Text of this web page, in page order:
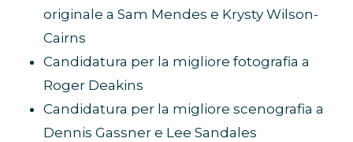
originale a Sam Mendes e Krysty Wilson-
Cairns
Candidatura per la migliore fotografia a
Roger Deakins
Candidatura per la migliore scenografia a
Dennis Gassner e Lee Sandales